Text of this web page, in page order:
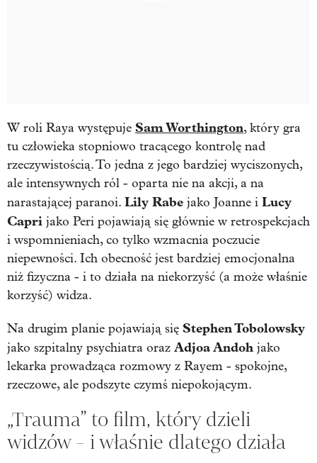
W roli Raya występuje Sam Worthington, który gra
tu człowieka stopniowo tracącego kontrolę nad
rzeczywistością. To jedna z jego bardziej wyciszonych,
ale intensywnych ról - oparta nie na akcji, a na
narastającej paranoi. Lily Rabe jako Joanne i Lucy
Capri jako Peri pojawiają się głównie w retrospekcjach
i wspomnieniach, co tylko wzmacnia poczucie
niepewności. Ich obecność jest bardziej emocjonalna
niż fizyczna - i to działa na niekorzyść (a może właśnie
korzyść) widza.
Na drugim planie pojawiają się Stephen Tobolowsky
jako szpitalny psychiatra oraz Adjoa Andoh jako
lekarka prowadząca rozmowy z Rayem - spokojne,
rzeczowe, ale podszyte czymś niepokojącym.
„Trauma” to film, który dzieli
widzów - i właśnie dlatego działa